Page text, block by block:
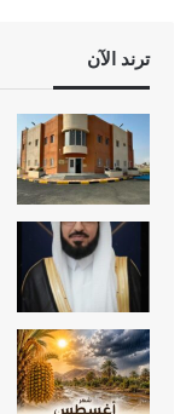
ترند الآن